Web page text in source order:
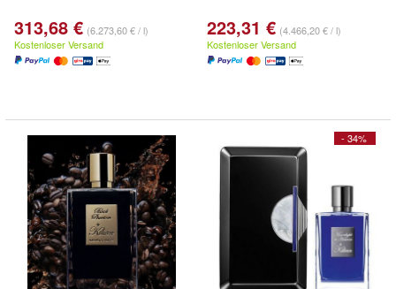
313,68 € (6.273,60 € / l)
Kostenloser Versand
223,31 € (4.466,20 € / l)
Kostenloser Versand
- 34%